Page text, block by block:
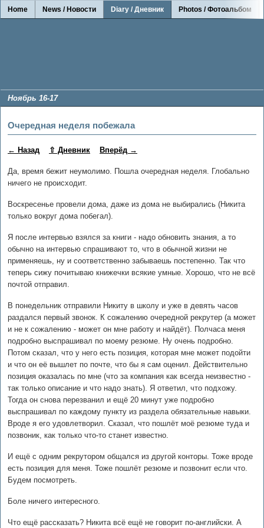
Home News / Новости Diary / Дневник Photos / Фотоальбом
Ноябрь 16-17
Очередная неделя побежала
← Назад ⇧ Дневник Вперёд →
Да, время бежит неумолимо. Пошла очередная неделя. Глобально
ничего не происходит.
Воскресенье провели дома, даже из дома не выбирались (Никита
только вокруг дома побегал).
Я после интервью взялся за книги - надо обновить знания, а то
обычно на интервью спрашивают то, что в обычной жизни не
применяешь, ну и соответственно забываешь постепенно. Так что
теперь сижу почитываю книжечки всякие умные. Хорошо, что не всё
почтой отправил.
В понедельник отправили Никиту в школу и уже в девять часов
раздался первый звонок. К сожалению очередной рекрутер (а может
и не к сожалению - может он мне работу и найдёт). Полчаса меня
подробно выспрашивал по моему резюме. Ну очень подробно.
Потом сказал, что у него есть позиция, которая мне может подойти
и что он её вышлет по почте, что бы я сам оценил. Действительно
позиция оказалась по мне (что за компания как всегда неизвестно -
так только описание и что надо знать). Я ответил, что подхожу.
Тогда он снова перезванил и ещё 20 минут уже подробно
выспрашивал по каждому пункту из раздела обязательные навыки.
Вроде я его удовлетворил. Сказал, что пошлёт моё резюме туда и
позвоник, как только что-то станет известно.
И ещё с одним рекрутором общался из другой конторы. Тоже вроде
есть позиция для меня. Тоже пошлёт резюме и позвонит если что.
Будем посмотреть.
Боле ничего интересного.
Что ещё рассказать? Никита всё ещё не говорит по-английски. А